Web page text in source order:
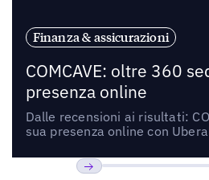
Finanza & assicurazioni
COMCAVE: oltre 360
presenza online
Dalle recensioni ai risultati:
sua presenza online con